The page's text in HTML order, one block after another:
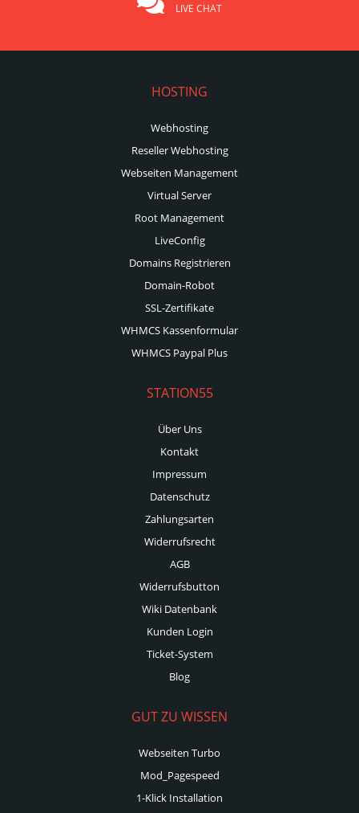
LIVE CHAT
HOSTING
Webhosting
Reseller Webhosting
Webseiten Management
Virtual Server
Root Management
LiveConfig
Domains Registrieren
Domain-Robot
SSL-Zertifikate
WHMCS Kassenformular
WHMCS Paypal Plus
STATION55
Über Uns
Kontakt
Impressum
Datenschutz
Zahlungsarten
Widerrufsrecht
AGB
Widerrufsbutton
Wiki Datenbank
Kunden Login
Ticket-System
Blog
GUT ZU WISSEN
Webseiten Turbo
Mod_Pagespeed
1-Klick Installation